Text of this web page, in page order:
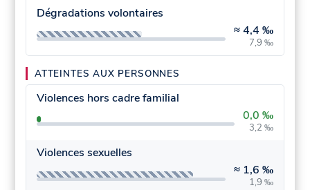
Dégradations volontaires
≈4,4 ‰
7,9 ‰
ATTEINTES AUX PERSONNES
Violences hors cadre familial
0,0 ‰
3,2 ‰
Violences sexuelles
≈ 1,6 ‰
1,9 ‰